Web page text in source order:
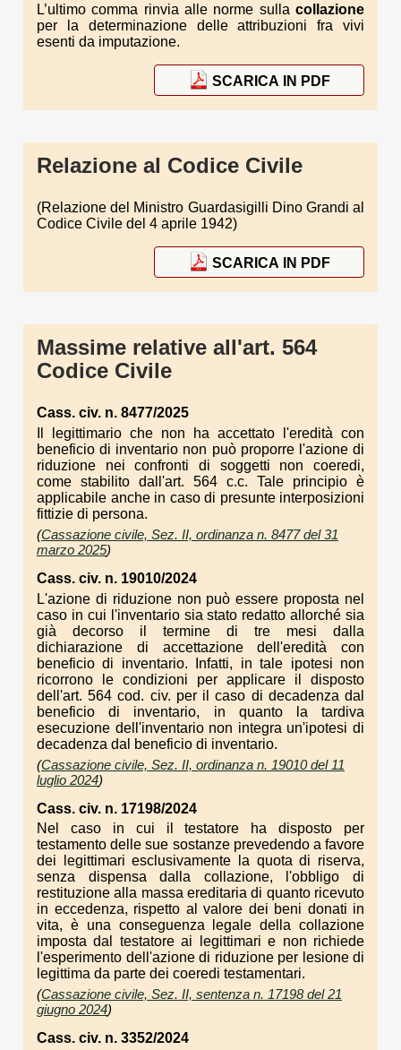
L’ultimo comma rinvia alle norme sulla collazione
per la determinazione delle attribuzioni fra vivi
esenti da imputazione.
SCARICA IN PDF
Relazione al Codice Civile
(Relazione del Ministro Guardasigilli Dino Grandi al
Codice Civile del 4 aprile 1942)
SCARICA IN PDF
Massime relative all'art. 564
Codice Civile
Cass. civ. n. 8477/2025
Il legittimario che non ha accettato l'eredità con
beneficio di inventario non può proporre l'azione di
riduzione nei confronti di soggetti non coeredi,
come stabilito dall'art. 564 c.c. Tale principio è
applicabile anche in caso di presunte interposizioni
fittizie di persona.
(Cassazione civile, Sez. II, ordinanza n. 8477 del 31
marzo 2025)
Cass. civ. n. 19010/2024
L'azione di riduzione non può essere proposta nel
caso in cui l'inventario sia stato redatto allorché sia
già decorso il termine di tre mesi dalla
dichiarazione di accettazione dell'eredità con
beneficio di inventario. Infatti, in tale ipotesi non
ricorrono le condizioni per applicare il disposto
dell'art. 564 cod. civ. per il caso di decadenza dal
beneficio di inventario, in quanto la tardiva
esecuzione dell'inventario non integra un'ipotesi di
decadenza dal beneficio di inventario.
(Cassazione civile, Sez. II, ordinanza n. 19010 del 11
luglio 2024)
Cass. civ. n. 17198/2024
Nel caso in cui il testatore ha disposto per
testamento delle sue sostanze prevedendo a favore
dei legittimari esclusivamente la quota di riserva,
senza dispensa dalla collazione, l'obbligo di
restituzione alla massa ereditaria di quanto ricevuto
in eccedenza, rispetto al valore dei beni donati in
vita, è una conseguenza legale della collazione
imposta dal testatore ai legittimari e non richiede
l'esperimento dell'azione di riduzione per lesione di
legittima da parte dei coeredi testamentari.
(Cassazione civile, Sez. II, sentenza n. 17198 del 21
giugno 2024)
Cass. civ. n. 3352/2024